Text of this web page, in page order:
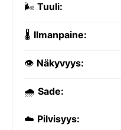
🌬️ Tuuli:
🌡️ Ilmanpaine:
👁️ Näkyvyys:
🌧️ Sade:
☁️ Pilvisyys: